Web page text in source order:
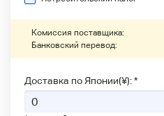
Комиссия поставщика:
Банковский перевод:
Доставка по Японии(¥): *